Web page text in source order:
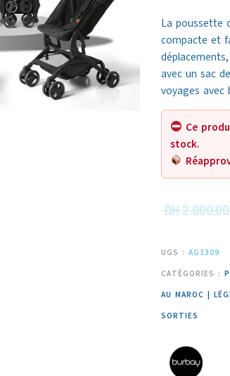
La poussette
compacte et
avec un sac
voyages avec
Ce
stock.
DH2.000,00
UGS : AG1309
CATÉGORIES :
AU MAROC |
SORTIES